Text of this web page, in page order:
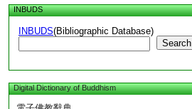
INBUDS
INBUDS(Bibliographic Database)
Search
Digital Dictionary of Buddhism